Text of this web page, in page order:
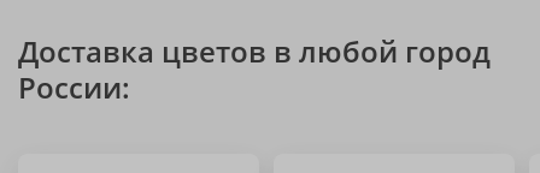
Доставка цветов в любой город
России: